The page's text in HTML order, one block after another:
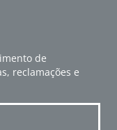
de
reclamações e